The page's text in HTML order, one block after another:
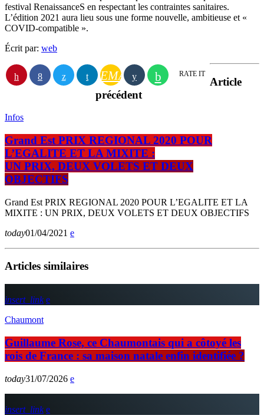
festival RenaissanceS en respectant les contraintes sanitaires.
L’édition 2021 aura lieu sous une forme nouvelle, ambitieuse et «
COVID-compatible ».
Écrit par: web
EMAIL RATE IT
Article
précédent
Infos
Grand Est PRIX REGIONAL 2020 POUR
L’EGALITE ET LA MIXITE :
UN PRIX, DEUX VOLETS ET DEUX
OBJECTIFS
Grand Est PRIX REGIONAL 2020 POUR L’EGALITE ET LA
MIXITE : UN PRIX, DEUX VOLETS ET DEUX OBJECTIFS
today01/04/2021
Articles similaires
insert_link
Chaumont
Guillaume Rose, ce Chaumontais qui a côtoyé les
rois de France : sa maison natale enfin identifiée ?
today31/07/2026
insert_link